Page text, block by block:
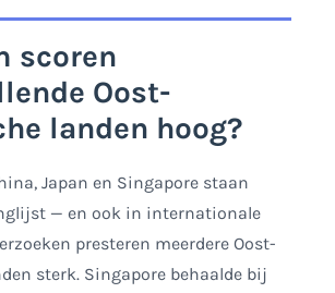
scoren
Oost-
landen hoog?
Japan en Singapore staan
— en ook in internationale
presteren meerdere Oost-
sterk. Singapore behaalde bij